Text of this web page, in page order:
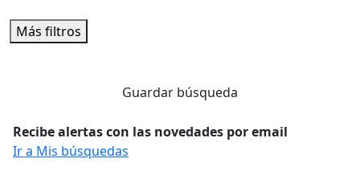
Más filtros
Guardar búsqueda
Recibe alertas con las novedades por email
Ir a Mis búsquedas